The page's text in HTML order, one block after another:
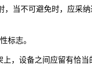
当不可避免时，应采
标志。
，设备之间应留有恰当